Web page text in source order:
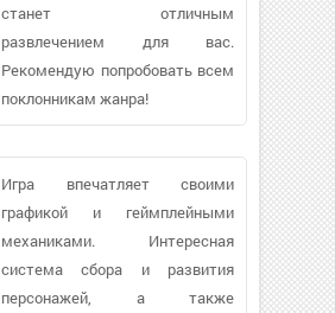
станет отличным
развлечением для вас.
Рекомендую попробовать всем
поклонникам жанра!
Игра впечатляет своими
графикой и геймплейными
механиками. Интересная
система сбора и развития
персонажей, а также